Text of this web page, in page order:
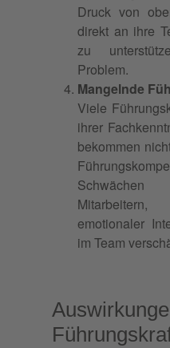
Druck von
direkt an ihre
zu
Problem.
Mangelnde
Viele
ihrer
bekommen
Mitarbeitern,
emotionaler
im Team